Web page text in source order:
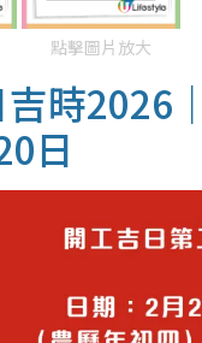
點擊圖片放大
吉時2026
日